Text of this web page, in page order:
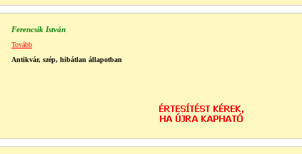
Ferencsik István
Tovább
Antikvár, szép, hibátlan állapotban